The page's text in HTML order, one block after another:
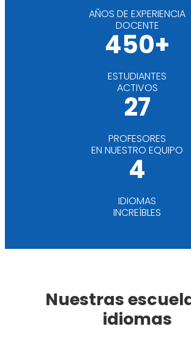
AÑOS DE EXPERIENCIA
DOCENTE
450+
ESTUDIANTES
ACTIVOS
27
PROFESORES
EN NUESTRO EQUIPO
4
IDIOMAS
INCREÍBLES
Nuestras
idiomas